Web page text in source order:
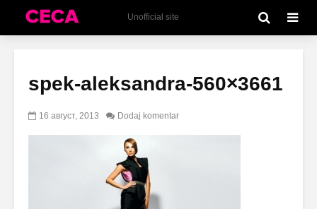
Unofficial site
spek-aleksandra-560×3661
16 август, 2013 Dodaj komentar